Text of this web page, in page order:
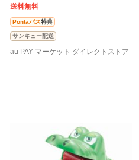
送料無料
Pontaパス特典
サンキュー配送
au PAY マーケット ダイレクトストア